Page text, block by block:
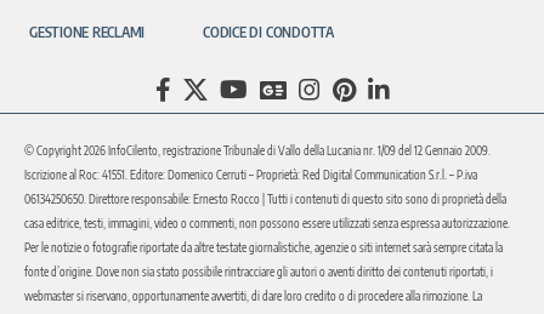
GESTIONE RECLAMI CODICE DI CONDOTTA
© Copyright 2026 InfoCilento, registrazione Tribunale di Vallo della Lucania nr. 1/09 del 12 Gennaio 2009.
Iscrizione al Roc: 41551. Editore: Domenico Cerruti – Proprietà: Red Digital Communication S.r.l. – P.iva
06134250650. Direttore responsabile: Ernesto Rocco | Tutti i contenuti di questo sito sono di proprietà della
casa editrice, testi, immagini, video o commenti, non possono essere utilizzati senza espressa autorizzazione.
Per le notizie o fotografie riportate da altre testate giornalistiche, agenzie o siti internet sarà sempre citata la
fonte d’origine. Dove non sia stato possibile rintracciare gli autori o aventi diritto dei contenuti riportati, i
webmaster si riservano, opportunamente avvertiti, di dare loro credito o di procedere alla rimozione. La